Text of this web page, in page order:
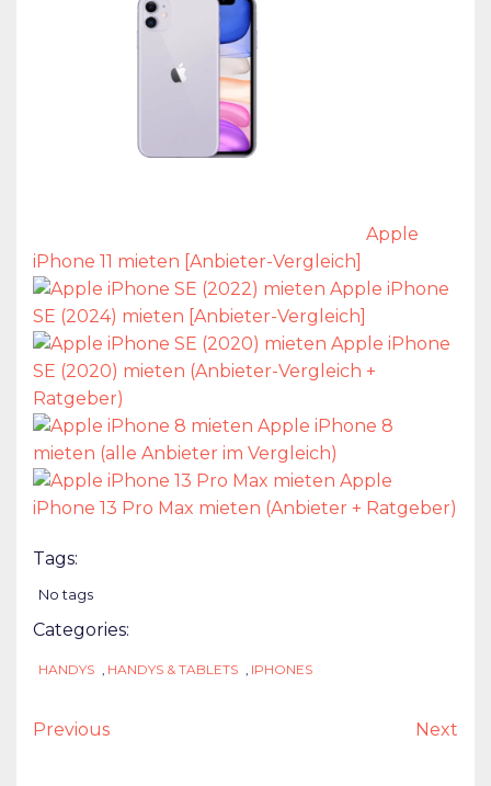
Apple
iPhone 11 mieten [Anbieter-Vergleich]
Apple iPhone
SE (2024) mieten [Anbieter-Vergleich]
Apple iPhone
SE (2020) mieten (Anbieter-Vergleich +
Ratgeber)
Apple iPhone 8
mieten (alle Anbieter im Vergleich)
Apple
iPhone 13 Pro Max mieten (Anbieter + Ratgeber)
Tags:
No tags
Categories:
HANDYS HANDYS & TABLETS IPHONES
Previous Next